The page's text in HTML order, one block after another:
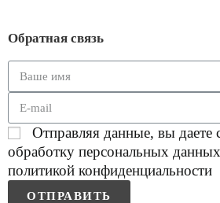
Обратная связь
Отправляя данные, вы даете
обработку персональных
политикой конфиденциальности
ОТПРАВИТЬ